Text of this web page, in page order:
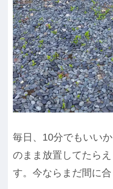
毎日、10分でもいい
のまま放置してたら
す。今ならまだ間に合